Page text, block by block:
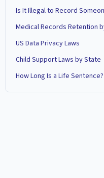
Is It Illegal to Record
Medical Records Retention
US Data Privacy Laws
Child Support Laws by State
How Long Is a Life Sentence?